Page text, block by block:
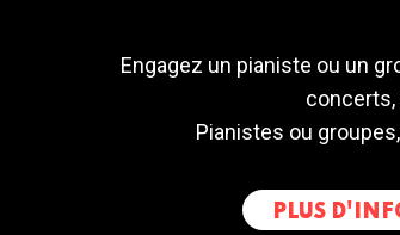
Engagez un pianiste ou un
Pianistes ou
PLUS